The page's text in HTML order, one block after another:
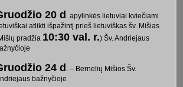
20 d. apylinkės lietuviai kviečiami
atlikti išpažintį prieš lietuviškas šv. Mišias
pradžia 10:30 val. r.) Šv. Andriejaus
24 d. – Bernelių Mišios Šv.
bažnyčioje